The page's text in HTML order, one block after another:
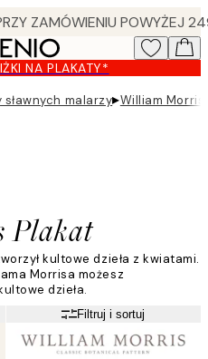
NA PLAKATY*
sławnych malarzy▸William Morris
Plakat
kultowe dzieła z kwiatami.
Morrisa możesz
dzieła.
Filtruj i sortuj